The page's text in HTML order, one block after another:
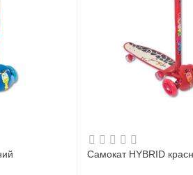
Самокат HYBRID